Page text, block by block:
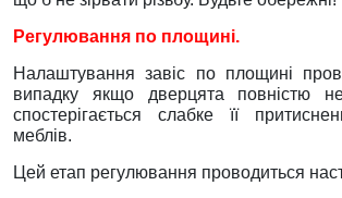
Регулювання по площині.
Налаштування завіс по площині
випадку якщо дверцята повністю
спостерігається слабке її
меблів.
Цей етап регулювання проводиться